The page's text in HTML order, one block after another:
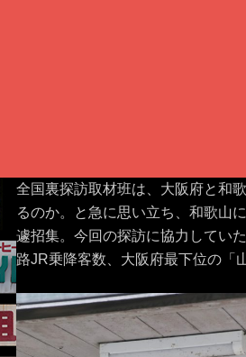
全国裏探訪取材班は、大阪府と和
るのか。と急に思い立ち、和歌山
遽招集。今回の探訪に協力してい
路JR乗降客数、大阪府最下位の「